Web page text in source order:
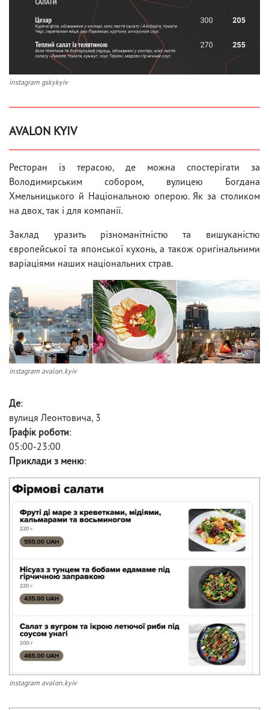
instagram gskykyiv
AVALON KYIV
Ресторан із терасою, де можна спостерігати за
Володимирським собором, вулицею Богдана
Хмельницького й Національною оперою. Як за столиком
на двох, так і для компанії.
Заклад уразить різноманітністю та вишуканістю
європейської та японської кухонь, а також оригінальними
варіаціями наших національних страв.
instagram avalon.kyiv
Де:
вулиця Леонтовича, 3
Графік роботи:
05:00-23:00
Приклади з меню:
instagram avalon.kyiv